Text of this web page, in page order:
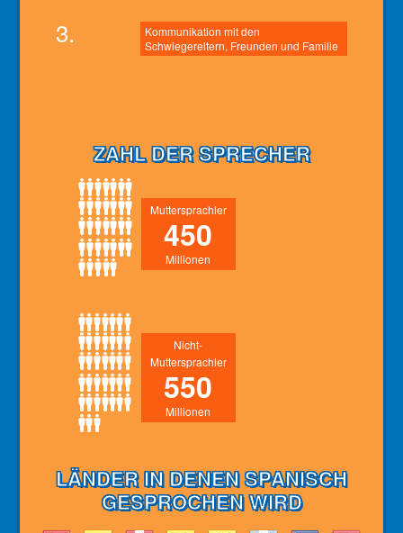
3.
Kommunikation mit den
Schwiegereltern, Freunden und Familie
ZAHL DER SPRECHER
Muttersprachler
450
Millionen
Nicht-
Muttersprachler
550
Millionen
LÄNDER IN DENEN SPANISCH
GESPROCHEN WIRD